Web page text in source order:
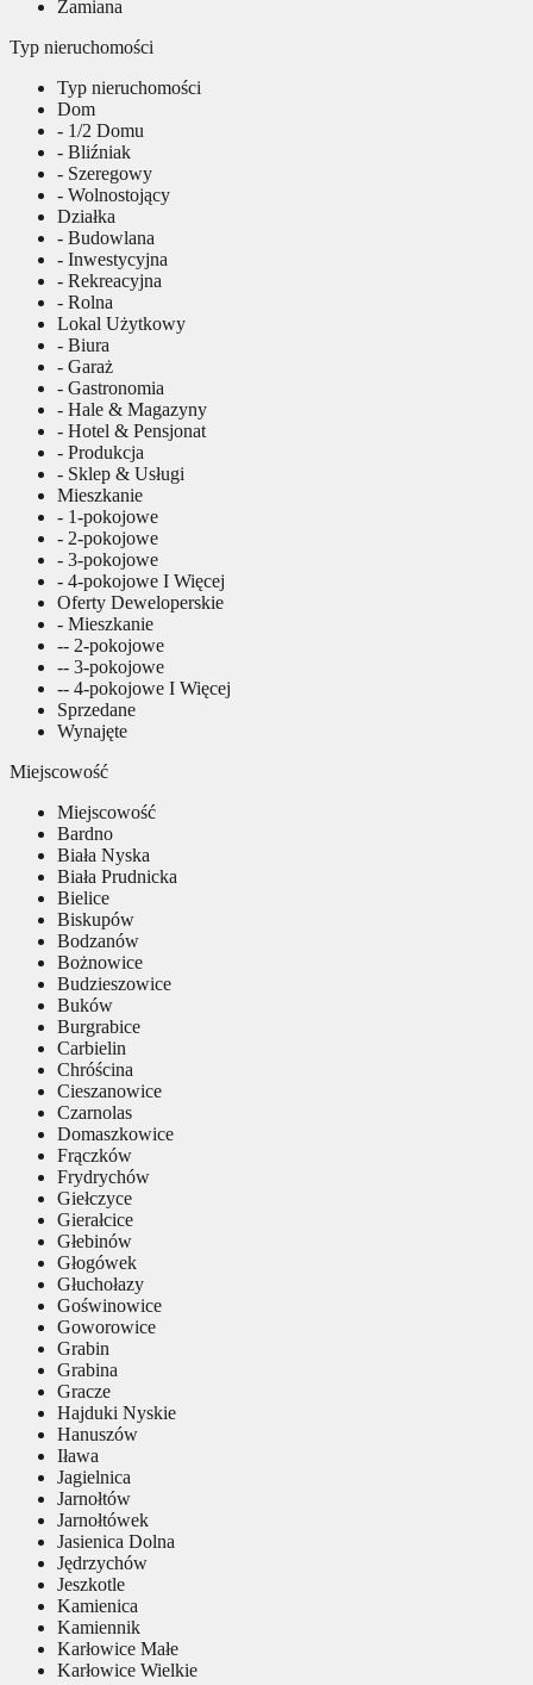
Zamiana
Typ nieruchomości
Typ nieruchomości
Dom
- 1/2 Domu
- Bliźniak
- Szeregowy
- Wolnostojący
Działka
- Budowlana
- Inwestycyjna
- Rekreacyjna
- Rolna
Lokal Użytkowy
- Biura
- Garaż
- Gastronomia
- Hale & Magazyny
- Hotel & Pensjonat
- Produkcja
- Sklep & Usługi
Mieszkanie
- 1-pokojowe
- 2-pokojowe
- 3-pokojowe
- 4-pokojowe I Więcej
Oferty Deweloperskie
- Mieszkanie
-- 2-pokojowe
-- 3-pokojowe
-- 4-pokojowe I Więcej
Sprzedane
Wynajęte
Miejscowość
Miejscowość
Bardno
Biała Nyska
Biała Prudnicka
Bielice
Biskupów
Bodzanów
Bożnowice
Budzieszowice
Buków
Burgrabice
Carbielin
Chróścina
Cieszanowice
Czarnolas
Domaszkowice
Frączków
Frydrychów
Giełczyce
Gierałcice
Głebinów
Głogówek
Głuchołazy
Goświnowice
Goworowice
Grabin
Grabina
Gracze
Hajduki Nyskie
Hanuszów
Iława
Jagielnica
Jarnołtów
Jarnołtówek
Jasienica Dolna
Jędrzychów
Jeszkotle
Kamienica
Kamiennik
Karłowice Małe
Karłowice Wielkie